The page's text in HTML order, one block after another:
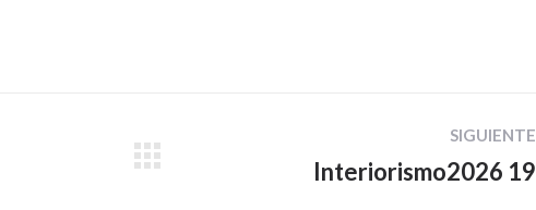
SIGUIENTE
Interiorismo2026 19